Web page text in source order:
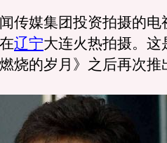
传媒集团投资拍摄的电
辽宁大连火热拍摄。这
烧的岁月》之后再次